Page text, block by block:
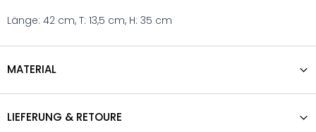
Länge: 42 cm, T: 13,5 cm, H: 35 cm
MATERIAL
LIEFERUNG & RETOURE